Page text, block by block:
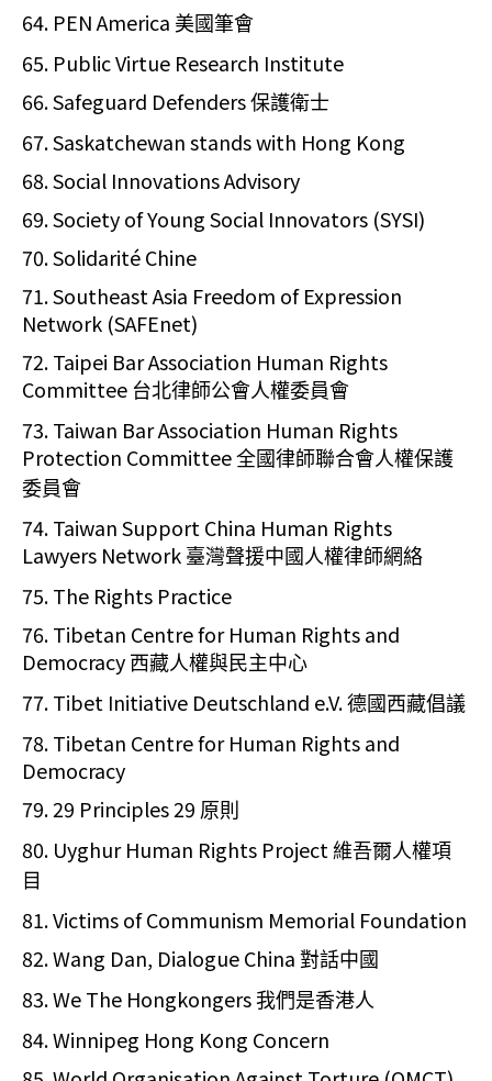
64. PEN America 美國筆會
65. Public Virtue Research Institute
66. Safeguard Defenders 保護衛士
67. Saskatchewan stands with Hong Kong
68. Social Innovations Advisory
69. Society of Young Social Innovators (SYSI)
70. Solidarité Chine
71. Southeast Asia Freedom of Expression
Network (SAFEnet)
72. Taipei Bar Association Human Rights
Committee 台北律師公會人權委員會
73. Taiwan Bar Association Human Rights
Protection Committee 全國律師聯合會人權保護
委員會
74. Taiwan Support China Human Rights
Lawyers Network 臺灣聲援中國人權律師網絡
75. The Rights Practice
76. Tibetan Centre for Human Rights and
Democracy 西藏人權與民主中心
77. Tibet Initiative Deutschland e.V. 德國西藏倡議
78. Tibetan Centre for Human Rights and
Democracy
79. 29 Principles 29 原則
80. Uyghur Human Rights Project 維吾爾人權項
目
81. Victims of Communism Memorial Foundation
82. Wang Dan, Dialogue China 對話中國
83. We The Hongkongers 我們是香港人
84. Winnipeg Hong Kong Concern